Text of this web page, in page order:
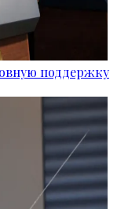
поддержку